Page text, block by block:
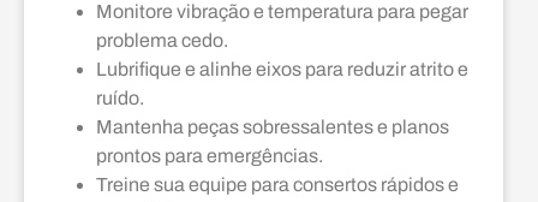
Monitore vibração e temperatura para pegar
problema cedo.
Lubrifique e alinhe eixos para reduzir atrito e
ruído.
Mantenha peças sobressalentes e planos
prontos para emergências.
Treine sua equipe para consertos rápidos e